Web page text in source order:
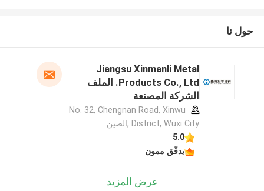
حول نا
Jiangsu Xinmanli Metal
Products Co., Ltd. الملف
الشركة المصنعة
No. 32, Chengnan Road, Xinwu
District, Wuxi City ,الصين
5.0
يدقّق ممون
عرض المزيد